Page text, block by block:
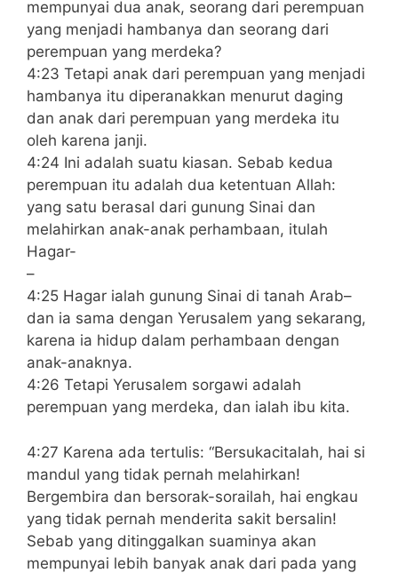
mempunyai dua anak, seorang dari perempuan
yang menjadi hambanya dan seorang dari
perempuan yang merdeka?
4:23 Tetapi anak dari perempuan yang menjadi
hambanya itu diperanakkan menurut daging
dan anak dari perempuan yang merdeka itu
oleh karena janji.
4:24 Ini adalah suatu kiasan. Sebab kedua
perempuan itu adalah dua ketentuan Allah:
yang satu berasal dari gunung Sinai dan
melahirkan anak-anak perhambaan, itulah
Hagar-
–
4:25 Hagar ialah gunung Sinai di tanah Arab–
dan ia sama dengan Yerusalem yang sekarang,
karena ia hidup dalam perhambaan dengan
anak-anaknya.
4:26 Tetapi Yerusalem sorgawi adalah
perempuan yang merdeka, dan ialah ibu kita.
4:27 Karena ada tertulis: “Bersukacitalah, hai si
mandul yang tidak pernah melahirkan!
Bergembira dan bersorak-sorailah, hai engkau
yang tidak pernah menderita sakit bersalin!
Sebab yang ditinggalkan suaminya akan
mempunyai lebih banyak anak dari pada yang